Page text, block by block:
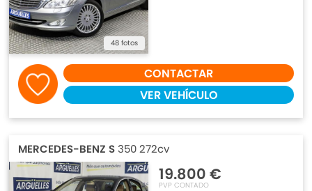
48 fotos
CONTACTAR
VER VEHÍCULO
MERCEDES-BENZ S 350 272cv
19.800 €
PVP CONTADO